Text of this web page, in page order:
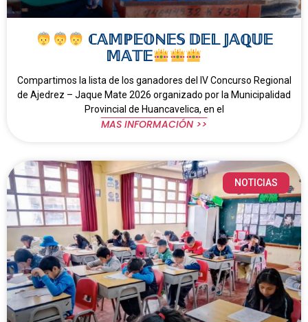
ℂ𝔸𝕄ℙ𝔼𝕆ℕ𝔼𝕊 𝔻𝔼𝕃 𝕁𝔸ℚ𝕌𝔼
𝕄𝔸𝕋𝔼
Compartimos la lista de los ganadores del IV Concurso Regional
de Ajedrez – Jaque Mate 2026 organizado por la Municipalidad
Provincial de Huancavelica, en el
MAS INFORMACIÓN >>
NOTICIAS